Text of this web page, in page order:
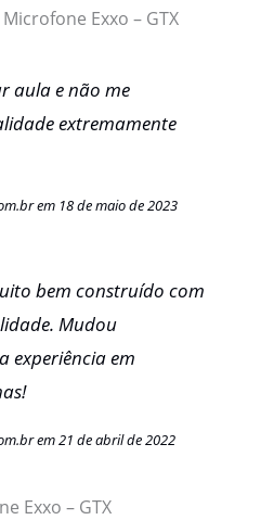
Exxo – GTX
aula e não me
extremamente
em 18 de maio de 2023
bem construído com
Mudou
experiência em
em 21 de abril de 2022
Exxo – GTX